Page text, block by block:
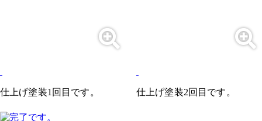
仕上げ塗装1回目です。 仕上げ塗装2回目です。